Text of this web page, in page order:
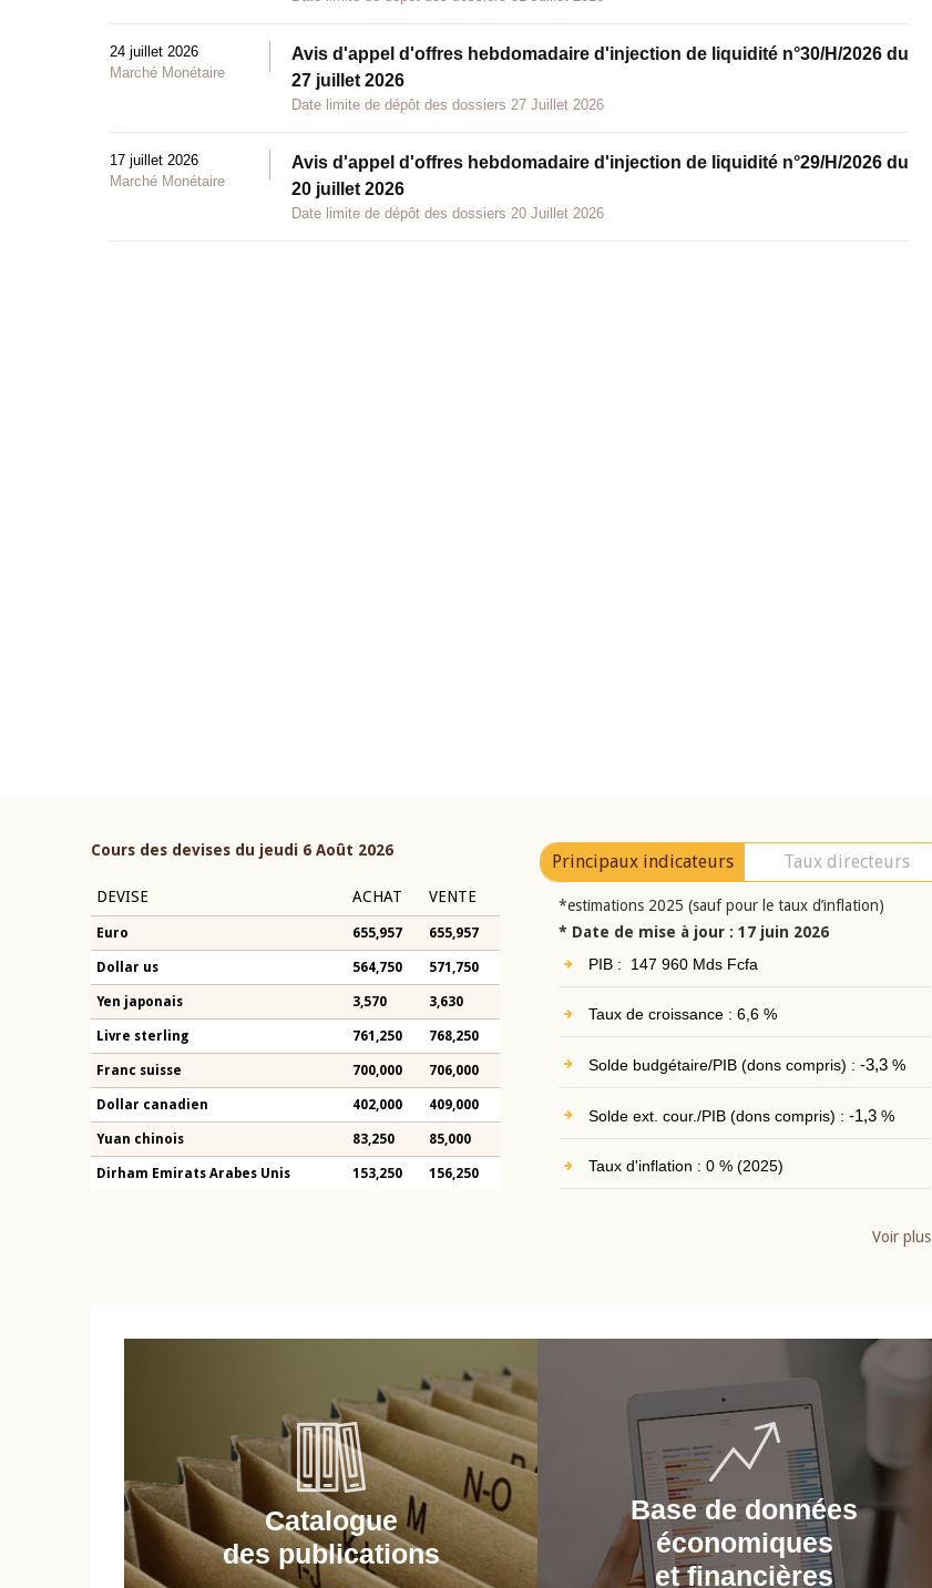
24 juillet 2026
Marché Monétaire
Avis d'appel d'offres hebdomadaire d'injection de liquidité n°30/H/2026 du
27 juillet 2026
Date limite de dépôt des dossiers 27 Juillet 2026
17 juillet 2026
Marché Monétaire
Avis d'appel d'offres hebdomadaire d'injection de liquidité n°29/H/2026 du
20 juillet 2026
Date limite de dépôt des dossiers 20 Juillet 2026
Cours des devises du jeudi 6 Août 2026
DEVISE ACHAT VENTE
Euro 655,957 655,957
Dollar us 564,750 571,750
Yen japonais 3,570 3,630
Livre sterling 761,250 768,250
Franc suisse 700,000 706,000
Dollar canadien 402,000 409,000
Yuan chinois 83,250 85,000
Dirham Emirats Arabes Unis 153,250 156,250
Principaux indicateurs Taux directeurs
*estimations 2025 (sauf pour le taux d’inflation)
* Date de mise à jour : 17 juin 2026
PIB : 147 960 Mds Fcfa
Taux de croissance : 6,6 %
Solde budgétaire/PIB (dons compris) : -3,3%
Solde ext. cour./PIB (dons compris) : -1,3%
Taux d'inflation : 0 % (2025)
Voir plus
Catalogue
des publications
Base de données
économiques
et financières